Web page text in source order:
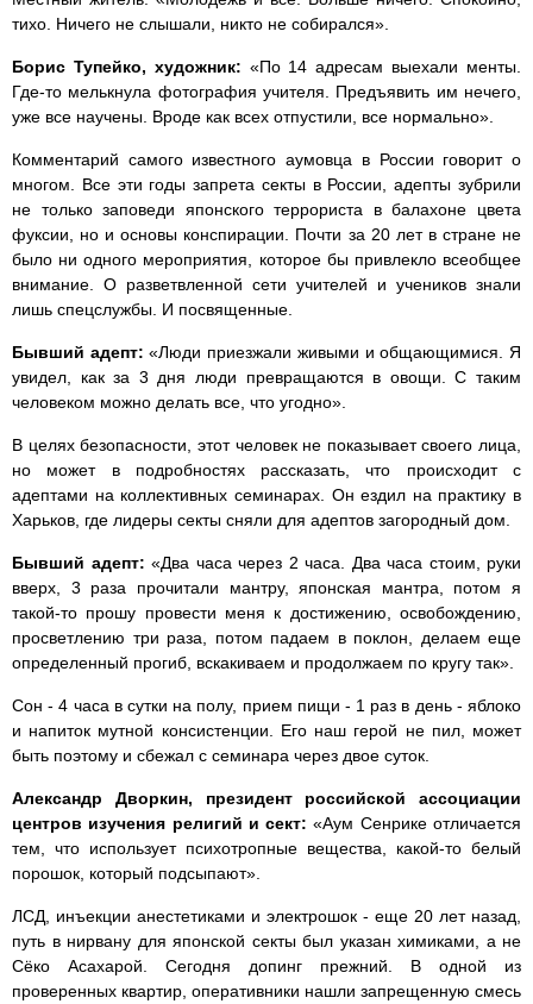
тихо. Ничего не слышали, никто не собирался».
Борис Тупейко, художник: «По 14 адресам выехали менты.
Где-то мелькнула фотография учителя. Предъявить им нечего,
уже все научены. Вроде как всех отпустили, все нормально».
Комментарий самого известного аумовца в России говорит о
многом. Все эти годы запрета секты в России, адепты зубрили
не только заповеди японского террориста в балахоне цвета
фуксии, но и основы конспирации. Почти за 20 лет в стране не
было ни одного мероприятия, которое бы привлекло всеобщее
внимание. О разветвленной сети учителей и учеников знали
лишь спецслужбы. И посвященные.
Бывший адепт: «Люди приезжали живыми и общающимися. Я
увидел, как за 3 дня люди превращаются в овощи. С таким
человеком можно делать все, что угодно».
В целях безопасности, этот человек не показывает своего лица,
но может в подробностях рассказать, что происходит с
адептами на коллективных семинарах. Он ездил на практику в
Харьков, где лидеры секты сняли для адептов загородный дом.
Бывший адепт: «Два часа через 2 часа. Два часа стоим, руки
вверх, 3 раза прочитали мантру, японская мантра, потом я
такой-то прошу провести меня к достижению, освобождению,
просветлению три раза, потом падаем в поклон, делаем еще
определенный прогиб, вскакиваем и продолжаем по кругу так».
Сон - 4 часа в сутки на полу, прием пищи - 1 раз в день - яблоко
и напиток мутной консистенции. Его наш герой не пил, может
быть поэтому и сбежал с семинара через двое суток.
Александр Дворкин, президент российской ассоциации
центров изучения религий и сект: «Аум Сенрике отличается
тем, что использует психотропные вещества, какой-то белый
порошок, который подсыпают».
ЛСД, инъекции анестетиками и электрошок - еще 20 лет назад,
путь в нирвану для японской секты был указан химиками, а не
Сёко Асахарой. Сегодня допинг прежний. В одной из
проверенных квартир, оперативники нашли запрещенную смесь